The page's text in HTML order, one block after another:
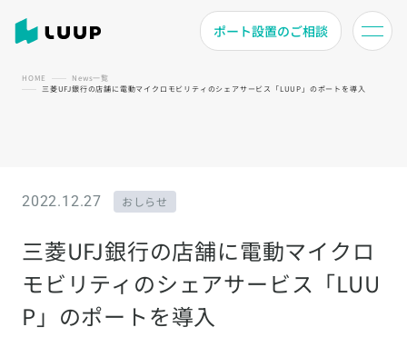
ポート設置のご相談
HOME
News一覧
三菱UFJ銀行の店舗に電動マイクロモビリティのシェアサービス「LUUP」のポートを導入
2022.12.27 おしらせ
三菱UFJ銀行の店舗に電動マイクロ
モビリティのシェアサービス「LUU
P」のポートを導入